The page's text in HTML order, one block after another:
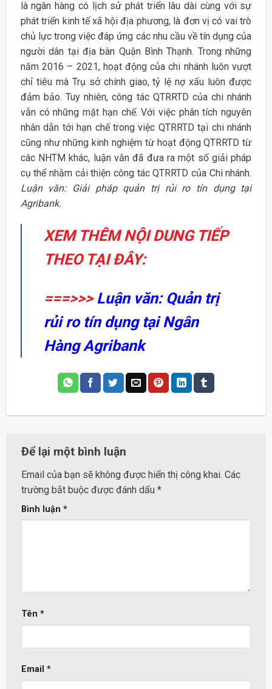
là ngân hàng có lịch sử phát triển lâu dài cùng với sự
phát triển kinh tế xã hội địa phương, là đơn vị có vai trò
chủ lực trong việc đáp ứng các nhu cầu về tín dụng của
người dân tại địa bàn Quận Bình Thạnh. Trong những
năm 2016 – 2021, hoạt động của chi nhánh luôn vượt
chỉ tiêu mà Trụ sở chính giao, tỷ lệ nợ xấu luôn được
đảm bảo. Tuy nhiên, công tác QTRRTD của chi nhánh
vẫn có những mặt hạn chế. Với việc phân tích nguyên
nhân dẫn tới hạn chế trong việc QTRRTD tại chi nhánh
cũng như những kinh nghiệm từ hoạt động QTRRTD từ
các NHTM khác, luận văn đã đưa ra một số giải pháp
cụ thể nhằm cải thiện công tác QTRRTD của Chi nhánh.
Luận văn: Giải pháp quản trị rủi ro tín dụng tại
Agribank.
XEM THÊM NỘI DUNG TIẾP
THEO TẠI ĐÂY:
===>>>Luận văn: Quản trị
rủi ro tín dụng tại Ngân
Hàng Agribank
Để lại một bình luận
Email của bạn sẽ không được hiển thị công khai. Các
trường bắt buộc được đánh dấu *
Bình luận *
Tên *
Email *